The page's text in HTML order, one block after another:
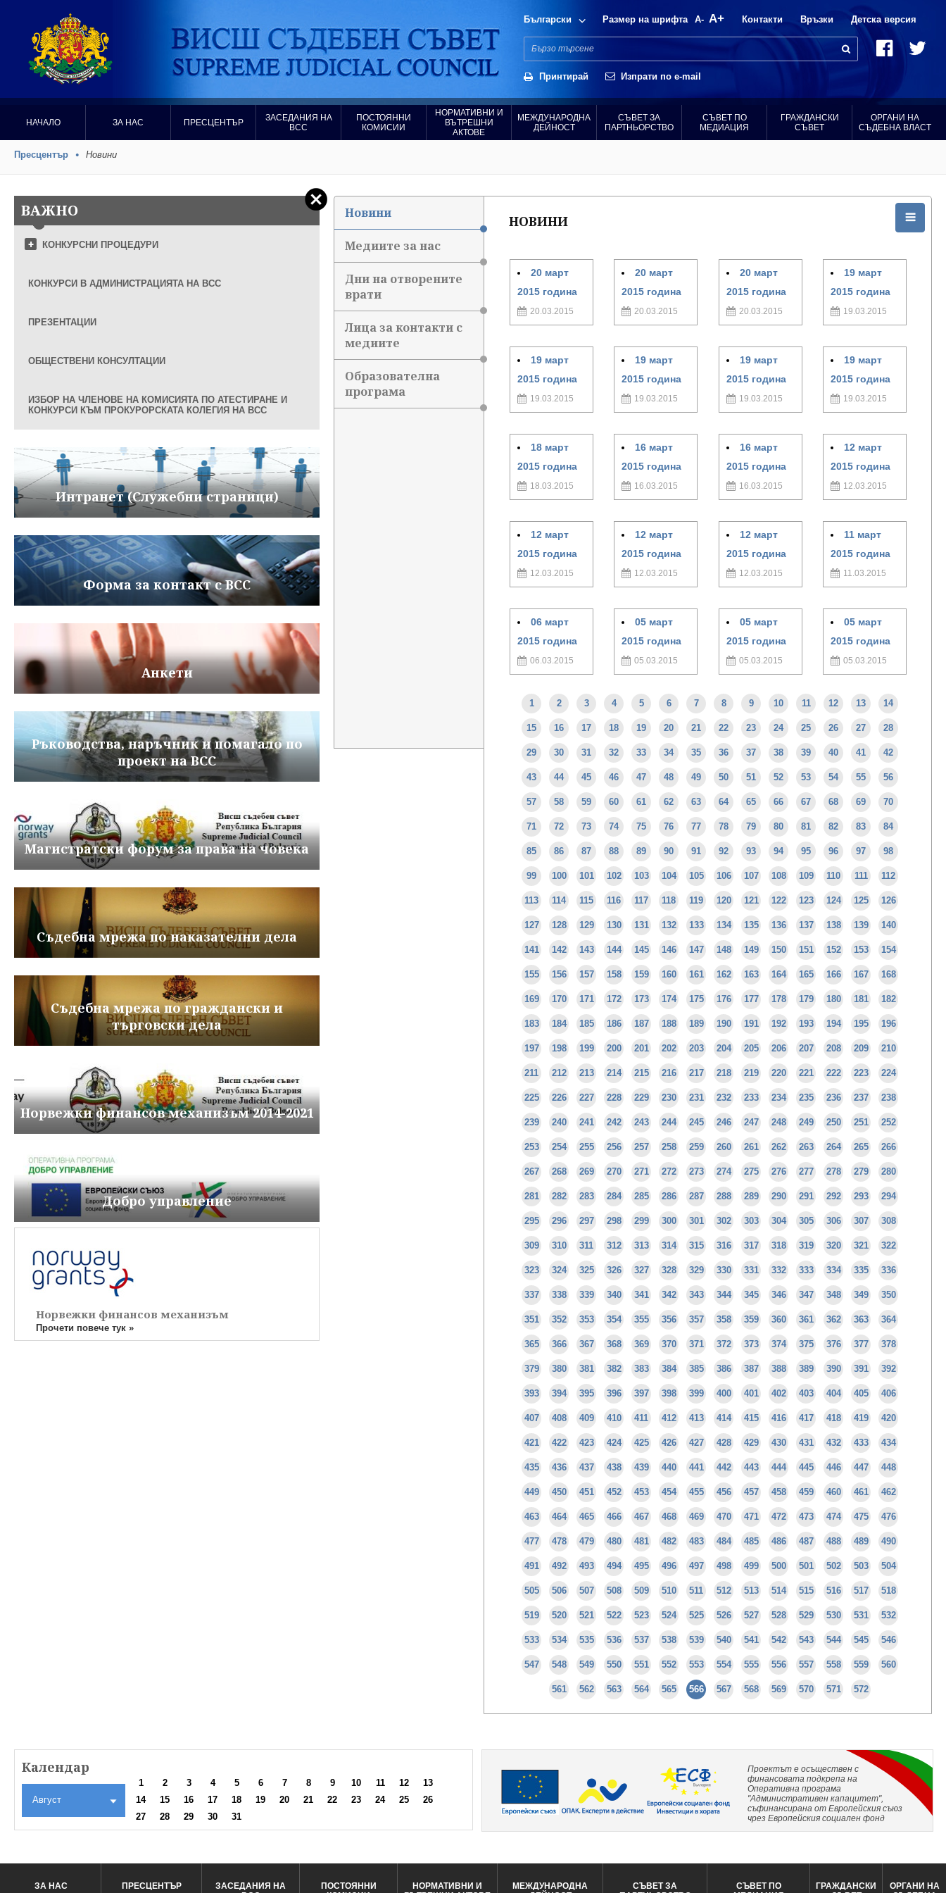
Български Размер на шрифта A- A+ Контакти Връзки Детска версия
Принтирай Изпрати по e-mail
НАЧАЛО ЗА НАС ПРЕСЦЕНТЪР
ЗАСЕДАНИЯ НА
ВСС
ПОСТОЯННИ
КОМИСИИ
НОРМАТИВНИ И
ВЪТРЕШНИ
АКТОВЕ
МЕЖДУНАРОДНА
ДЕЙНОСТ
СЪВЕТ ЗА
ПАРТНЬОРСТВО
СЪВЕТ ПО
МЕДИАЦИЯ
ГРАЖДАНСКИ
СЪВЕТ
ОРГАНИ НА
СЪДЕБНА ВЛАСТ
Пресцентър Новини
ВАЖНО
КОНКУРСНИ ПРОЦЕДУРИ
КОНКУРСИ В АДМИНИСТРАЦИЯТА НА ВСС
ПРЕЗЕНТАЦИИ
ОБЩЕСТВЕНИ КОНСУЛТАЦИИ
ИЗБОР НА ЧЛЕНОВЕ НА КОМИСИЯТА ПО АТЕСТИРАНЕ И
КОНКУРСИ КЪМ ПРОКУРОРСКАТА КОЛЕГИЯ НА ВСС
Интранет (Служебни страници)
Форма за контакт с ВСС
Анкети
Ръководства, наръчник и помагало по
проект на ВСС
Магистратски форум за права на човека
Съдебна мрежа по наказателни дела
Съдебна мрежа по граждански и
търговски дела
Норвежки финансов механизъм 2014-2021
Добро управление
Норвежки финансов механизъм
Прочети повече тук »
Новини
Медиите за нас
Дни на отворените
врати
Лица за контакти с
медиите
Образователна
програма
НОВИНИ
20 март
2015 година
20.03.2015
20 март
2015 година
20.03.2015
20 март
2015 година
20.03.2015
19 март
2015 година
19.03.2015
19 март
2015 година
19.03.2015
19 март
2015 година
19.03.2015
19 март
2015 година
19.03.2015
19 март
2015 година
19.03.2015
18 март
2015 година
18.03.2015
16 март
2015 година
16.03.2015
16 март
2015 година
16.03.2015
12 март
2015 година
12.03.2015
12 март
2015 година
12.03.2015
12 март
2015 година
12.03.2015
12 март
2015 година
12.03.2015
11 март
2015 година
11.03.2015
06 март
2015 година
06.03.2015
05 март
2015 година
05.03.2015
05 март
2015 година
05.03.2015
05 март
2015 година
05.03.2015
1 2 3 4 5 6 7 8 9 10 11 12 13 14
15 16 17 18 19 20 21 22 23 24 25 26 27 28
29 30 31 32 33 34 35 36 37 38 39 40 41 42
43 44 45 46 47 48 49 50 51 52 53 54 55 56
57 58 59 60 61 62 63 64 65 66 67 68 69 70
71 72 73 74 75 76 77 78 79 80 81 82 83 84
85 86 87 88 89 90 91 92 93 94 95 96 97 98
99 100 101 102 103 104 105 106 107 108 109 110 111 112
113 114 115 116 117 118 119 120 121 122 123 124 125 126
127 128 129 130 131 132 133 134 135 136 137 138 139 140
141 142 143 144 145 146 147 148 149 150 151 152 153 154
155 156 157 158 159 160 161 162 163 164 165 166 167 168
169 170 171 172 173 174 175 176 177 178 179 180 181 182
183 184 185 186 187 188 189 190 191 192 193 194 195 196
197 198 199 200 201 202 203 204 205 206 207 208 209 210
211 212 213 214 215 216 217 218 219 220 221 222 223 224
225 226 227 228 229 230 231 232 233 234 235 236 237 238
239 240 241 242 243 244 245 246 247 248 249 250 251 252
253 254 255 256 257 258 259 260 261 262 263 264 265 266
267 268 269 270 271 272 273 274 275 276 277 278 279 280
281 282 283 284 285 286 287 288 289 290 291 292 293 294
295 296 297 298 299 300 301 302 303 304 305 306 307 308
309 310 311 312 313 314 315 316 317 318 319 320 321 322
323 324 325 326 327 328 329 330 331 332 333 334 335 336
337 338 339 340 341 342 343 344 345 346 347 348 349 350
351 352 353 354 355 356 357 358 359 360 361 362 363 364
365 366 367 368 369 370 371 372 373 374 375 376 377 378
379 380 381 382 383 384 385 386 387 388 389 390 391 392
393 394 395 396 397 398 399 400 401 402 403 404 405 406
407 408 409 410 411 412 413 414 415 416 417 418 419 420
421 422 423 424 425 426 427 428 429 430 431 432 433 434
435 436 437 438 439 440 441 442 443 444 445 446 447 448
449 450 451 452 453 454 455 456 457 458 459 460 461 462
463 464 465 466 467 468 469 470 471 472 473 474 475 476
477 478 479 480 481 482 483 484 485 486 487 488 489 490
491 492 493 494 495 496 497 498 499 500 501 502 503 504
505 506 507 508 509 510 511 512 513 514 515 516 517 518
519 520 521 522 523 524 525 526 527 528 529 530 531 532
533 534 535 536 537 538 539 540 541 542 543 544 545 546
547 548 549 550 551 552 553 554 555 556 557 558 559 560
561 562 563 564 565 566 567 568 569 570 571 572
Календар
Август
1 2 3 4 5 6 7 8 9 10 11 12
13
14
15 16 17 18 19 20 21 22 23 24 25
26
27
28 29 30 31
Проектът е осъществен с
финансовата подкрепа на
Оперативна програма
"Административен капацитет",
съфинансирана от Европейския съюз
чрез Европейския социален фонд
ЗА НАС ПРЕСЦЕНТЪР
ЗАСЕДАНИЯ НА
ПОСТОЯННИ
НОРМАТИВНИ И
МЕЖДУНАРОДНА
СЪВЕТ ЗА
СЪВЕТ ПО
ГРАЖДАНСКИ
ОРГАНИ НА